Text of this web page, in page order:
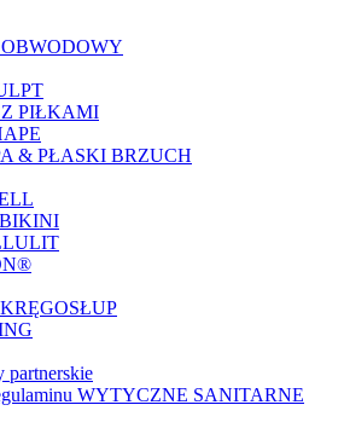
PIŁKAMI
& PŁASKI BRZUCH
partnerskie
WYTYCZNE SANITARNE